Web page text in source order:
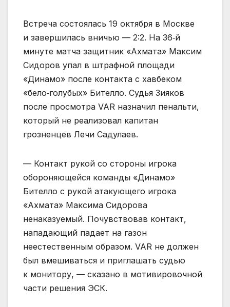
Встреча состоялась 19 октября в Москве
и завершилась вничью — 2:2. На 36‑й
минуте матча защитник «Ахмата» Максим
Сидоров упал в штрафной площади
«Динамо» после контакта с хавбеком
«бело‑голубых» Бителло. Судья Зияков
после просмотра VAR назначил пенальти,
который не реализовал капитан
грозненцев Лечи Садулаев.
— Контакт рукой со стороны игрока
обороняющейся команды «Динамо»
Бителло с рукой атакующего игрока
«Ахмата» Максима Сидорова
ненаказуемый. Почувствовав контакт,
нападающий падает на газон
неестественным образом. VAR не должен
был вмешиваться и приглашать судью
к монитору, — сказано в мотивировочной
части решения ЭСК.